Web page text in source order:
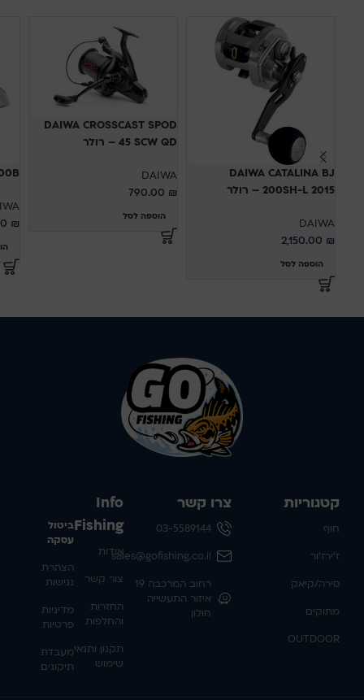
DAIWA CATALINA BJ
200SH-L 2015 – רולר
DAIWA
2,150.00 ₪
הוספה לסל
DAIWA CROSSCAST SPOD
45 SCW QD – רולר
DAIWA
790.00 ₪
הוספה לסל
₪
Info
Fishing
אודות
צור קשר
החזרות
והחלפות
תקנון ותנאי
שימוש
ביטול
עסקה
הצהרת
נגישות
מדיניות
פרטיות
מעבדת
תיקונים
קטגוריות
חוף
ז'ירז'ור
סירה/קיאק
מתוקים
OUTDOOR
צרו קשר
03-5589144
sales@gofishing.co.il
רחוב המרכבה 19
איזור התעשייה
חולון